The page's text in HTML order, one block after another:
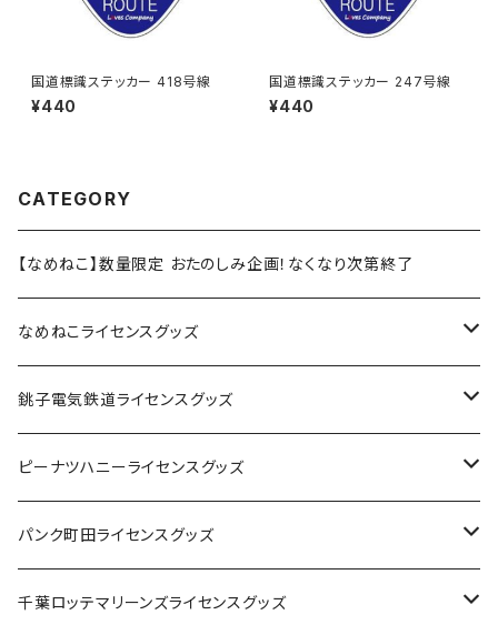
国道標識ステッカー 418号線
¥440
国道標識ステッカー 247号線
¥440
CATEGORY
【なめねこ】数量限定 おたのしみ企画！なくなり次第終了
なめねこライセンスグッズ
Tシャツ
キャップ
ステッカー
缶バッジ
銚子電気鉄道ライセンスグッズ
ステッカー
缶バッジ
アクリルキーホルダー
ピーナツハニーライセンスグッズ
Tシャツ
キャップ
パンク町田ライセンスグッズ
Tシャツ
千葉ロッテマリーンズライセンスグッズ